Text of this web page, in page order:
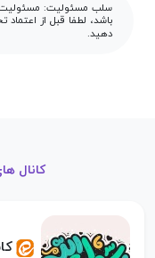
سلب مسئولیت: مسئولیت
باشد، لطفا قبل از
دهید.
کانال